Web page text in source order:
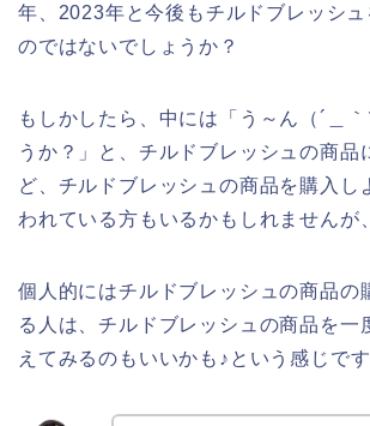
年、2023年と今後もチルドブレッシュ
のではないでしょうか？
もしかしたら、中には「う～ん（´＿
うか？」と、チルドブレッシュの商品
ど、チルドブレッシュの商品を購入し
われている方もいるかもしれませんが
個人的にはチルドブレッシュの商品の
る人は、チルドブレッシュの商品を一
えてみるのもいいかも♪という感じです